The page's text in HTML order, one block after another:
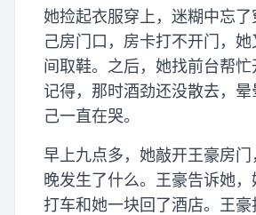
她捡起衣服穿上，迷糊中忘了
己房门口，房卡打不开门，
间取鞋。之后，她找前台帮忙
记得，那时酒劲还没散去，晕
己一直在哭。
早上九点多，她敲开王豪房
晚发生了什么。王豪告诉她
打车和她一块回了酒店。王